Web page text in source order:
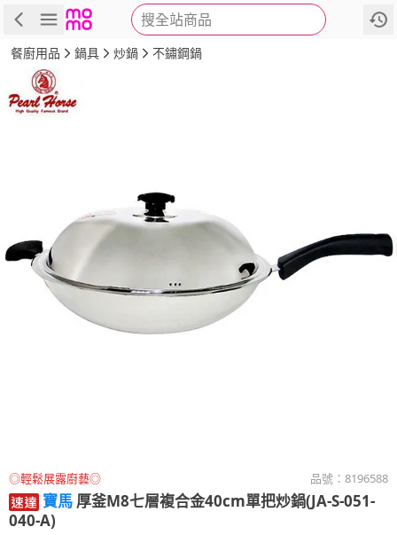
搜全站商品
商品 評價 詳情
餐廚用品 鍋具 炒鍋 不鏽鋼鍋
◎輕鬆展露廚藝◎ 品號： 8196588
寶馬 厚釜M8七層複合金40cm單把炒鍋(JA-S-051-
040-A)